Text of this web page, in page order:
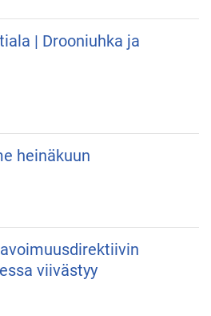
| Drooniuhka ja
heinäkuun
viivästyy